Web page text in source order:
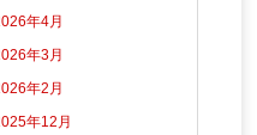
年4月
年3月
年2月
年12月